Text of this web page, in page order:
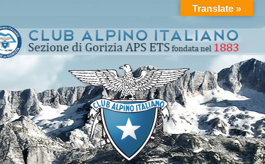
Translate »